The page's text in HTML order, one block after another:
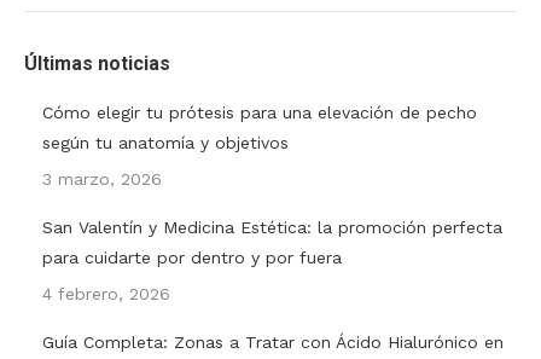
Últimas noticias
Cómo elegir tu prótesis para una elevación de pecho
según tu anatomía y objetivos
3 marzo, 2026
San Valentín y Medicina Estética: la promoción perfecta
para cuidarte por dentro y por fuera
4 febrero, 2026
Guía Completa: Zonas a Tratar con Ácido Hialurónico en